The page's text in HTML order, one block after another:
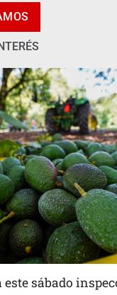
afectados por lluvias
este sábado